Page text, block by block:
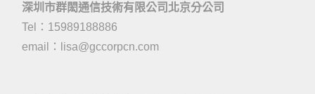
深圳市群閎通信技術有限公司北京分公司
Tel：15989188886
email：
lisa@gccorpcn.com